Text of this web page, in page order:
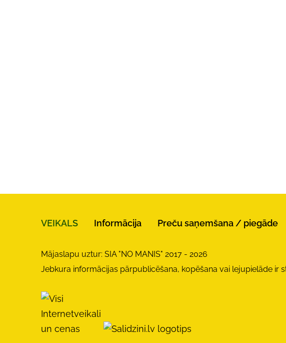
VEIKALS Informācija Preču saņemšana / piegāde
Mājaslapu uztur: SIA "NO MANIS" 2017 - 2026
Jebkura informācijas pārpublicēšana, kopēšana vai lejupielāde ir